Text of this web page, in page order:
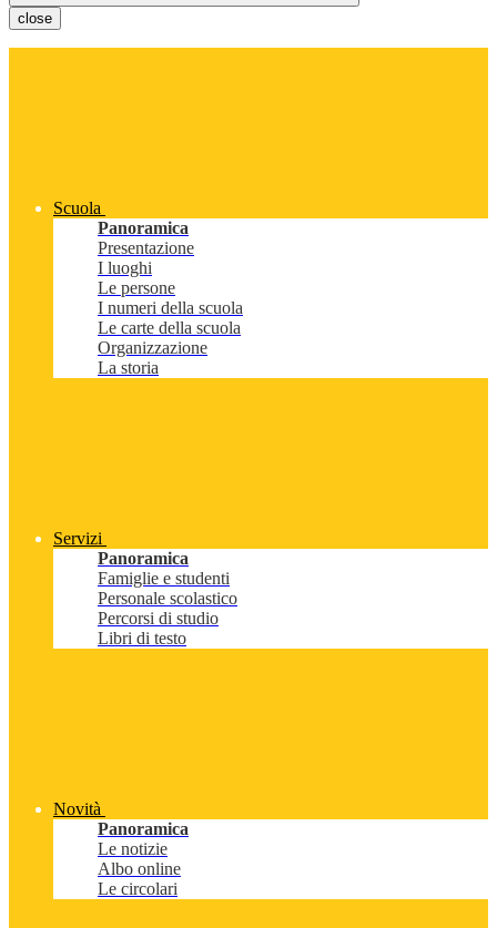
close
Scuola
Panoramica
Presentazione
I luoghi
Le persone
I numeri della scuola
Le carte della scuola
Organizzazione
La storia
Servizi
Panoramica
Famiglie e studenti
Personale scolastico
Percorsi di studio
Libri di testo
Novità
Panoramica
Le notizie
Albo online
Le circolari